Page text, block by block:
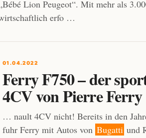
Lion Peugeot“. Mit mehr als
erfo …
01.04.2022
Ferry F750 – der
4CV von Pierre Ferry
… nault 4CV nicht! Bereits in den
fuhr Ferry mit Autos von Bugatti und